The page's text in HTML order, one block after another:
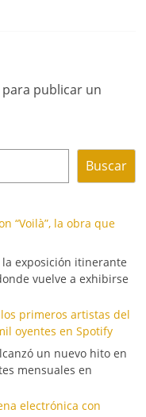
para publicar un
Buscar
“Voilà”, la obra que
exposición itinerante
vuelve a exhibirse
primeros artistas del
oyentes en Spotify
un nuevo hito en
mensuales en
electrónica con